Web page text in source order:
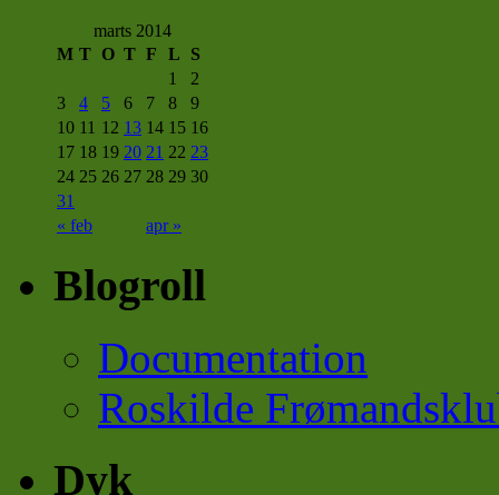
marts 2014
M T O T F L S
« feb apr »
1
2
3
4 5 6 7 8
9
10 11 12 13 14 15 16
17 18 19 20 21 22 23
24 25 26 27 28 29 30
31
Blogroll
Documentation
Roskilde
Dyk